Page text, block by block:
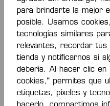
La
de HBW
para brindarte la mejor
posible. Usamos
tecnologías similares
relevantes, recordar tus
tienda y notificarnos si
debería. Al hacer clic en
cookies," permites que
etiquetas, píxeles y